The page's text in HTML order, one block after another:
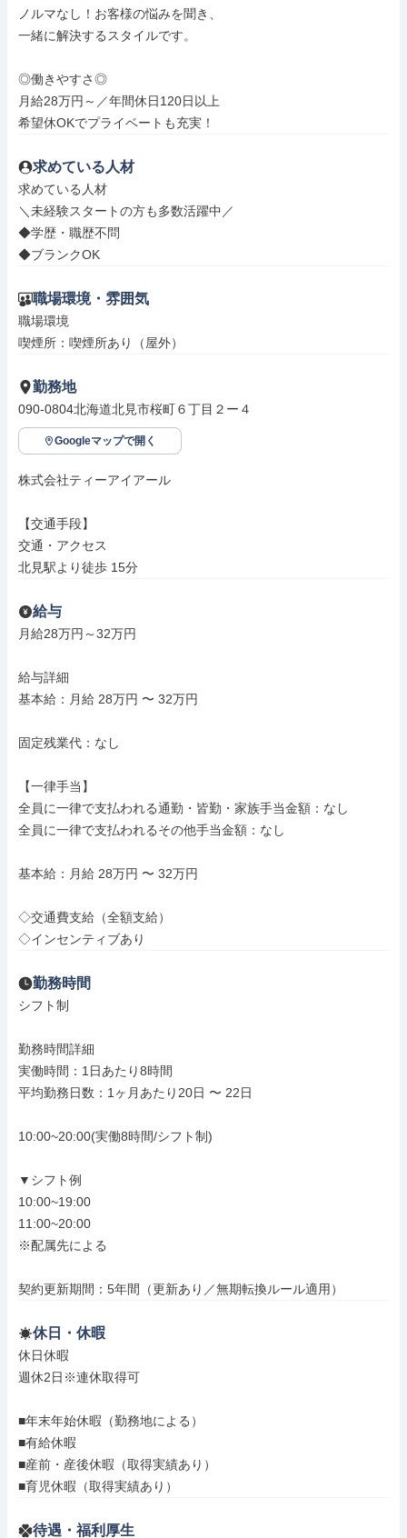
ノルマなし！お客様の悩みを聞き、
一緒に解決するスタイルです。
◎働きやすさ◎
月給28万円～／年間休日120日以上
希望休OKでプライベートも充実！
求めている人材
求めている人材
＼未経験スタートの方も多数活躍中／
◆学歴・職歴不問
◆ブランクOK
職場環境・雰囲気
職場環境
喫煙所：喫煙所あり（屋外）
勤務地
090-0804北海道北見市桜町６丁目２ー４
Googleマップで開く
株式会社ティーアイアール
【交通手段】
交通・アクセス
北見駅より徒歩 15分
給与
月給28万円～32万円
給与詳細
基本給：月給 28万円 〜 32万円
固定残業代：なし
【一律手当】
全員に一律で支払われる通勤・皆勤・家族手当金額：なし
全員に一律で支払われるその他手当金額：なし
基本給：月給 28万円 〜 32万円
◇交通費支給（全額支給）
◇インセンティブあり
勤務時間
シフト制
勤務時間詳細
実働時間：1日あたり8時間
平均勤務日数：1ヶ月あたり20日 〜 22日
10:00~20:00(実働8時間/シフト制)
▼シフト例
10:00~19:00
11:00~20:00
※配属先による
契約更新期間：5年間（更新あり／無期転換ルール適用）
休日・休暇
休日休暇
週休2日※連休取得可
■年末年始休暇（勤務地による）
■有給休暇
■産前・産後休暇（取得実績あり）
■育児休暇（取得実績あり）
待遇・福利厚生